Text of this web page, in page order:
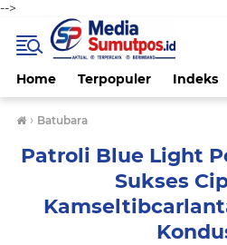
-->
Home Terpopuler Indeks
› Batubara
Patroli Blue Light
Sukses